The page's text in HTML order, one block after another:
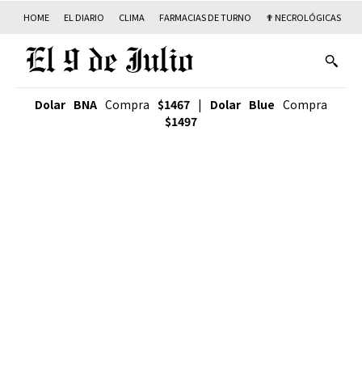
HOME EL DIARIO CLIMA FARMACIAS DE TURNO ✟ NECROLÓGICAS
Dolar BNA Compra $1467 | Dolar Blue Compra
$1497